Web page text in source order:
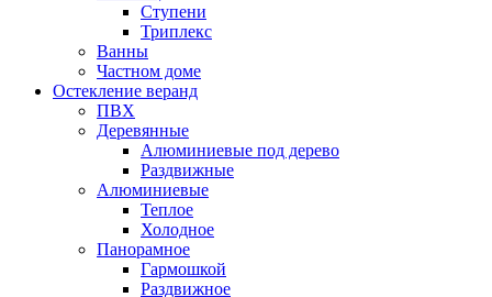
Ступени
Триплекс
Ванны
Частном доме
Остекление веранд
ПВХ
Деревянные
Алюминиевые под дерево
Раздвижные
Алюминиевые
Теплое
Холодное
Панорамное
Гармошкой
Раздвижное